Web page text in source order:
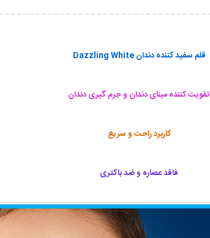
قلم سفید کننده دندان Dazzling White
تقویت کننده مینای دندان و جرم گیری دندان
کاربرد راحت و سریع
فاقد عصاره و ضد باکتری